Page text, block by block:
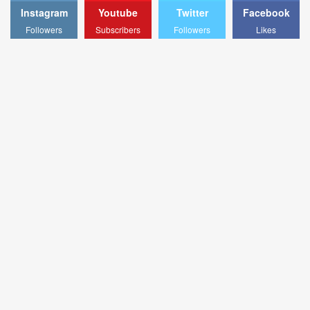
Facebook
Likes
Twitter
Followers
Youtube
Subscribers
Instagram
Followers